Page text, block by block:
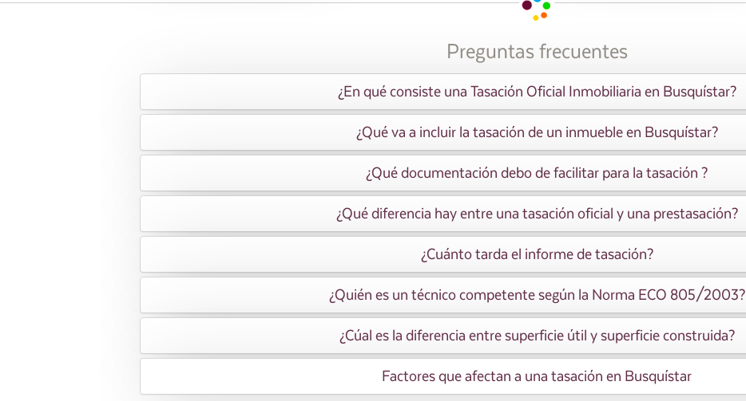
Preguntas frecuentes
¿En qué consiste una Tasación Oficial Inmobiliaria en Busquístar?
¿Qué va a incluir la tasación de un inmueble en Busquístar?
¿Qué documentación debo de facilitar para la tasación ?
¿Qué diferencia hay entre una tasación oficial y una prestasación?
¿Cuánto tarda el informe de tasación?
¿Quién es un técnico competente según la Norma ECO 805/2003?
¿Cúal es la diferencia entre superficie útil y superficie construida?
Factores que afectan a una tasación en Busquístar